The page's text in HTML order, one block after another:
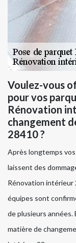
Voulez-vous
pour vos
Rénovation
changement
28410 ?
Après longtemps
laissent des
Rénovation intérieur
équipes sont
de plusieurs
matière de